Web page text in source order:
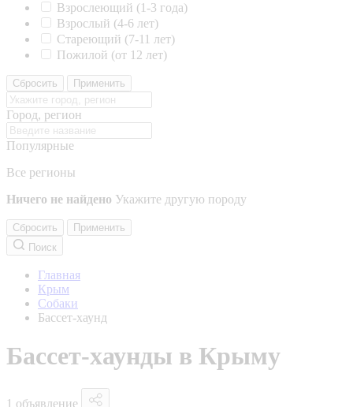
Взрослеющий (1-3 года)
Взрослый (4-6 лет)
Стареющий (7-11 лет)
Пожилой (от 12 лет)
Сбросить Применить
Город, регион
Популярные
Все регионы
Ничего не найдено Укажите другую породу
Сбросить
Применить
Поиск
Главная
Крым
Собаки
Бассет-хаунд
Бассет-хаунды в Крыму
1 объявление